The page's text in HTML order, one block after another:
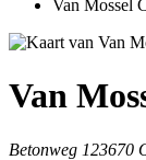
Van Mossel
Van
Betonweg 123670